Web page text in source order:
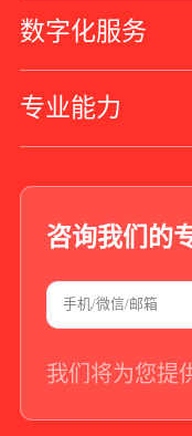
数字化服务
专业能力
咨询我们的
我们将为您提